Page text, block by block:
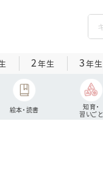
2年生 3年生
絵本・読書
知育・
習いごと